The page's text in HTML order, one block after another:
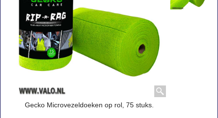
Gecko Microvezeldoeken op rol, 75 stuks.